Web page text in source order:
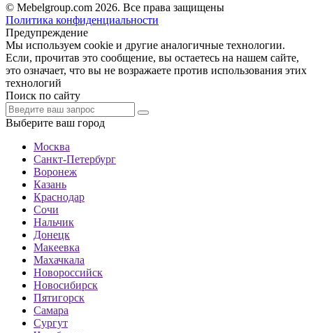
© Mebelgroup.com 2026. Все права защищены
Политика конфиденциальности
Предупреждение
Мы используем cookie и другие аналогичные технологии.
Если, прочитав это сообщение, вы остаетесь на нашем сайте,
это означает, что вы не возражаете против использования этих
технологий
Поиск по сайту
Выберите ваш город
Москва
Санкт-Петербург
Воронеж
Казань
Краснодар
Сочи
Нальчик
Донецк
Макеевка
Махачкала
Новороссийск
Новосибирск
Пятигорск
Самара
Сургут